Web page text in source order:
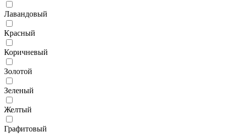
Лавандовый
Красный
Коричневый
Золотой
Зеленый
Желтый
Графитовый